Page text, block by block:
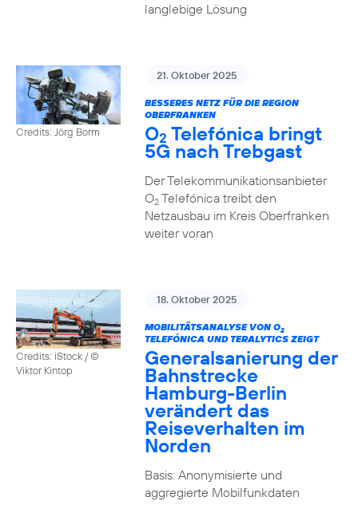
langlebige Lösung
Credits: Jörg Borm
21. Oktober 2025
BESSERES NETZ FÜR DIE REGION
OBERFRANKEN
O2 Telefónica bringt
5G nach Trebgast
Der Telekommunikationsanbieter
O2Telefónica treibt den
Netzausbau im Kreis Oberfranken
weiter voran
Credits: iStock / ©
Viktor Kintop
18. Oktober 2025
MOBILITÄTSANALYSE VON O2
TELEFÓNICA UND TERALYTICS ZEIGT
Generalsanierung der
Bahnstrecke
Hamburg-Berlin
verändert das
Reiseverhalten im
Norden
Basis: Anonymisierte und
aggregierte Mobilfunkdaten